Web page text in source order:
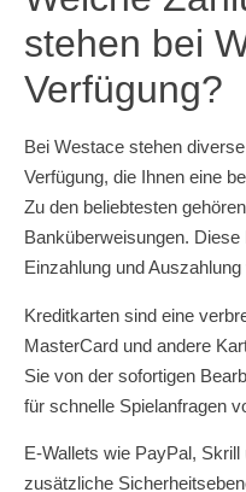
stehen bei
Verfügung?
Bei Westace stehen
Verfügung, die Ihnen eine
Zu den beliebtesten
Banküberweisungen.
Einzahlung und
Kreditkarten sind eine
MasterCard und andere
Sie von der sofortigen
für schnelle Spielanfragen
E-Wallets wie PayPal,
zusätzliche